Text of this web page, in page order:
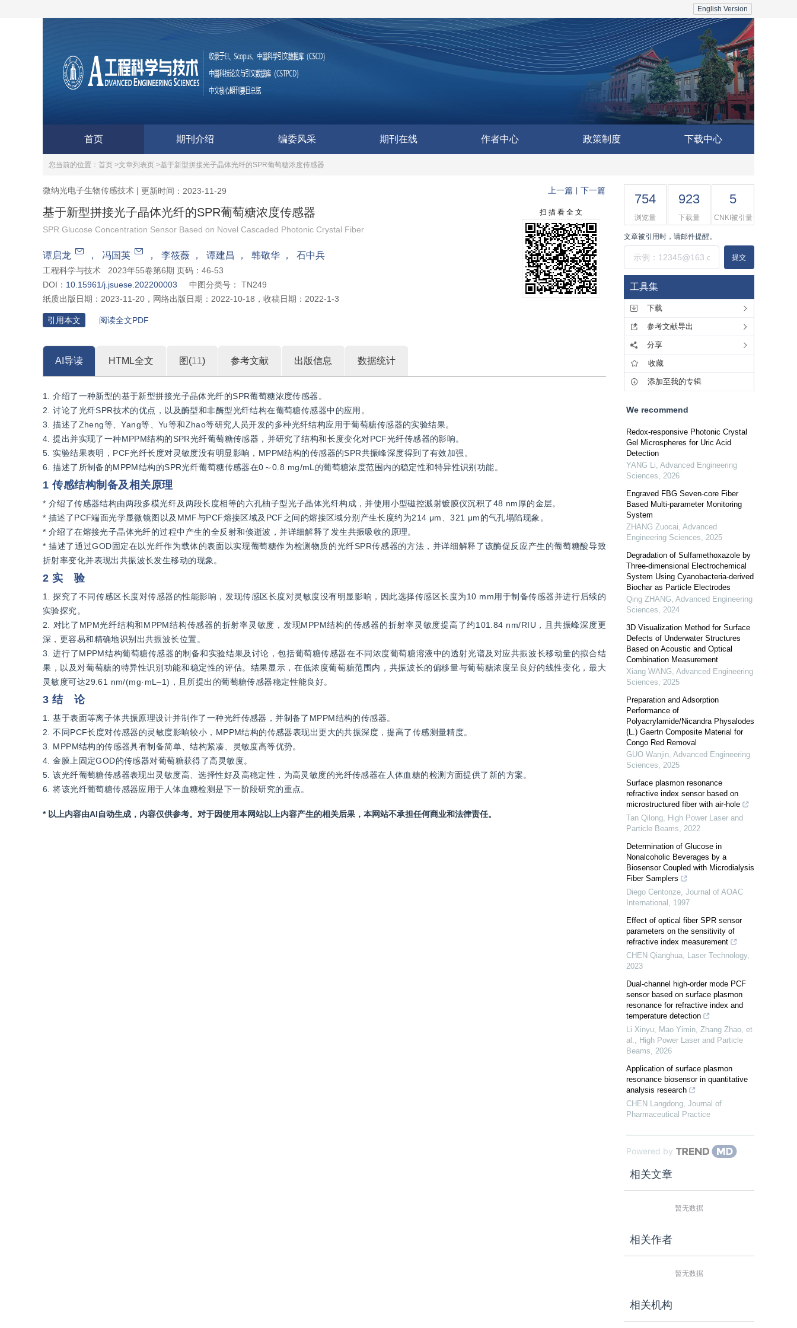
English Version
首页 期刊介绍 编委风采 期刊在线 作者中心 政策制度 下载中心
您当前的位置： 首页 >文章列表页 >基于新型拼接光子晶体光纤的SPR葡萄糖浓度传感器
微纳光电子生物传感技术 | 更新时间：2023-11-29 上一篇 下一篇
基于新型拼接光子晶体光纤的SPR葡萄糖浓度传感器
SPR Glucose Concentration Sensor Based on Novel Cascaded Photonic Crystal Fiber
谭启龙 ， 冯国英 ， 李筱薇 ， 谭建昌 ， 韩敬华 ， 石中兵
工程科学与技术
2023年55卷第6期 页码：46-53
DOI： 10.15961/j.jsuese.202200003 中图分类号：
TN249
纸质出版日期： 2023-11-20 ， 网络出版日期： 2022-10-18 ， 收稿日期： 2022-1-3
扫 描 看 全 文
引用本文 阅读全文PDF
AI导读 HTML全文 图(11 ) 参考文献 出版信息 数据统计
1. 介绍了一种新型的基于新型拼接光子晶体光纤的SPR葡萄糖浓度传感器。
2. 讨论了光纤SPR技术的优点，以及酶型和非酶型光纤结构在葡萄糖传感器中的应用。
3. 描述了Zheng等、Yang等、Yu等和Zhao等研究人员开发的多种光纤结构应用于葡萄糖传感器的实验结果。
4. 提出并实现了一种MPPM结构的SPR光纤葡萄糖传感器，并研究了结构和长度变化对PCF光纤传感器的影响。
5. 实验结果表明，PCF光纤长度对灵敏度没有明显影响，MPPM结构的传感器的SPR共振峰深度得到了有效加强。
6. 描述了所制备的MPPM结构的SPR光纤葡萄糖传感器在0～0.8 mg/mL的葡萄糖浓度范围内的稳定性和特异性识别功能。
1 传感结构制备及相关原理
* 介绍了传感器结构由两段多模光纤及两段长度相等的六孔柚子型光子晶体光纤构成，并使用小型磁控溅射镀膜仪沉积了48 nm厚的金层。
* 描述了PCF端面光学显微镜图以及MMF与PCF熔接区域及PCF之间的熔接区域分别产生长度约为214 μm、321 μm的气孔塌陷现象。
* 介绍了在熔接光子晶体光纤的过程中产生的全反射和倏逝波，并详细解释了发生共振吸收的原理。
* 描述了通过GOD固定在以光纤作为载体的表面以实现葡萄糖作为检测物质的光纤SPR传感器的方法，并详细解释了该酶促反应产生的葡萄糖酸导致
折射率变化并表现出共振波长发生移动的现象。
2 实 验
1. 探究了不同传感区长度对传感器的性能影响，发现传感区长度对灵敏度没有明显影响，因此选择传感区长度为10 mm用于制备传感器并进行后续的
实验探究。
2. 对比了MPM光纤结构和MPPM结构传感器的折射率灵敏度，发现MPPM结构的传感器的折射率灵敏度提高了约101.84 nm/RIU，且共振峰深度更
深，更容易和精确地识别出共振波长位置。
3. 进行了MPPM结构葡萄糖传感器的制备和实验结果及讨论，包括葡萄糖传感器在不同浓度葡萄糖溶液中的透射光谱及对应共振波长移动量的拟合结
果，以及对葡萄糖的特异性识别功能和稳定性的评估。结果显示，在低浓度葡萄糖范围内，共振波长的偏移量与葡萄糖浓度呈良好的线性变化，最大
灵敏度可达29.61 nm/(mg·mL–1)，且所提出的葡萄糖传感器稳定性能良好。
3 结 论
1. 基于表面等离子体共振原理设计并制作了一种光纤传感器，并制备了MPPM结构的传感器。
2. 不同PCF长度对传感器的灵敏度影响较小，MPPM结构的传感器表现出更大的共振深度，提高了传感测量精度。
3. MPPM结构的传感器具有制备简单、结构紧凑、灵敏度高等优势。
4. 金膜上固定GOD的传感器对葡萄糖获得了高灵敏度。
5. 该光纤葡萄糖传感器表现出灵敏度高、选择性好及高稳定性，为高灵敏度的光纤传感器在人体血糖的检测方面提供了新的方案。
6. 将该光纤葡萄糖传感器应用于人体血糖检测是下一阶段研究的重点。
* 以上内容由AI自动生成，内容仅供参考。对于因使用本网站以上内容产生的相关后果，本网站不承担任何商业和法律责任。
754
浏览量
923
下载量
5
CNKI被引量
文章被引用时，请邮件提醒。
提交
工具集
下载
参考文献导出
分享
收藏
添加至我的专辑
We recommend
Redox-responsive Photonic Crystal
Gel Microspheres for Uric Acid
Detection
YANG Li, Advanced Engineering
Sciences, 2026
Engraved FBG Seven-core Fiber
Based Multi-parameter Monitoring
System
ZHANG Zuocai, Advanced
Engineering Sciences, 2025
Degradation of Sulfamethoxazole by
Three-dimensional Electrochemical
System Using Cyanobacteria-derived
Biochar as Particle Electrodes
Qing ZHANG, Advanced Engineering
Sciences, 2024
3D Visualization Method for Surface
Defects of Underwater Structures
Based on Acoustic and Optical
Combination Measurement
Xiang WANG, Advanced Engineering
Sciences, 2025
Preparation and Adsorption
Performance of
Polyacrylamide/Nicandra Physalodes
(L.) Gaertn Composite Material for
Congo Red Removal
GUO Wanjin, Advanced Engineering
Sciences, 2025
Surface plasmon resonance
refractive index sensor based on
microstructured fiber with air-hole
Tan Qilong, High Power Laser and
Particle Beams, 2022
Determination of Glucose in
Nonalcoholic Beverages by a
Biosensor Coupled with Microdialysis
Fiber Samplers
Diego Centonze, Journal of AOAC
International , 1997
Effect of optical fiber SPR sensor
parameters on the sensitivity of
refractive index measurement
CHEN Qianghua, Laser Technology,
2023
Dual-channel high-order mode PCF
sensor based on surface plasmon
resonance for refractive index and
temperature detection
Li Xinyu, Mao Yimin, Zhang Zhao, et
al., High Power Laser and Particle
Beams, 2026
Application of surface plasmon
resonance biosensor in quantitative
analysis research
CHEN Langdong, Journal of
Pharmaceutical Practice
Powered by
相关文章
暂无数据
相关作者
暂无数据
相关机构